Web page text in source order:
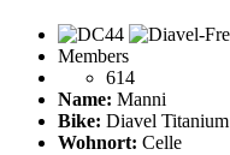
Members
614
Name: Manni
Bike: Diavel Titanium
Wohnort: Celle